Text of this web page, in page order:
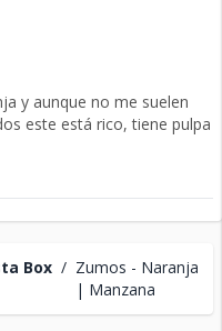
Box / Zumos - Naranja
| Manzana
y aunque no me suelen
este está rico, tiene pulpa